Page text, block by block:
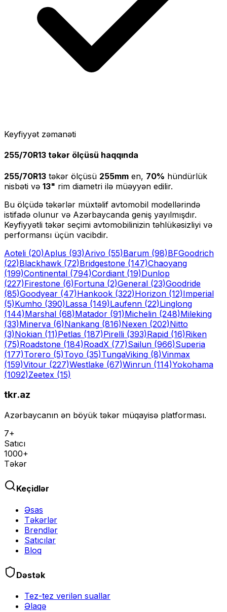
Keyfiyyət zəmanəti
255/70R13 təkər ölçüsü haqqında
255/70R13 təkər ölçüsü 255mm en, 70% hündürlük
nisbəti və 13" rim diametri ilə müəyyən edilir.
Bu ölçüdə təkərlər müxtəlif avtomobil modellərində
istifadə olunur və Azərbaycanda geniş yayılmışdır.
Keyfiyyətli təkər seçimi avtomobilinizin təhlükəsizliyi və
performansı üçün vacibdir.
Aoteli (20)Aplus (93)Arivo (55)Barum (98)BFGoodrich
(22)Blackhawk (72)Bridgestone (147)Chaoyang
(199)Continental (794)Cordiant (19)Dunlop
(227)Firestone (6)Fortuna (2)General (23)Goodride
(85)Goodyear (47)Hankook (322)Horizon (12)Imperial
(5)Kumho (390)Lassa (149)Laufenn (22)Linglong
(144)Marshal (68)Matador (91)Michelin (248)Mileking
(33)Minerva (6)Nankang (816)Nexen (202)Nitto
(3)Nokian (11)Petlas (187)Pirelli (393)Rapid (16)Riken
(75)Roadstone (184)RoadX (77)Sailun (966)Superia
(177)Torero (5)Toyo (35)TungaViking (8)Vinmax
(159)Vitour (227)Westlake (67)Winrun (114)Yokohama
(1092)Zeetex (15)
tkr.az
Azərbaycanın ən böyük təkər müqayisə platforması.
7+
Satıcı
1000+
Təkər
Keçidlər
Əsas
Təkərlər
Brendlər
Satıcılar
Bloq
Dəstək
Tez-tez verilən suallar
Əlaqə